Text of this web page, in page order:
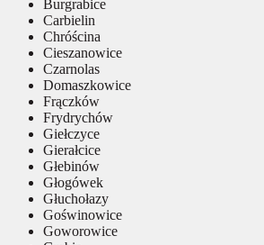
Burgrabice
Carbielin
Chróścina
Cieszanowice
Czarnolas
Domaszkowice
Frączków
Frydrychów
Giełczyce
Gierałcice
Głebinów
Głogówek
Głuchołazy
Goświnowice
Goworowice